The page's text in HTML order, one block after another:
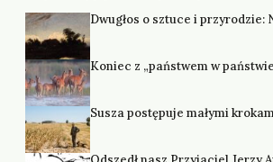
Dwugłos o sztuce i przyrodzie:
Koniec z „państwem w
Susza postępuje małymi